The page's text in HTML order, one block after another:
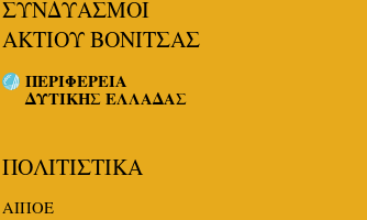
ΣΥΝΔΥΑΣΜΟΙ
ΑΚΤΙΟΥ ΒΟΝΙΤΣΑΣ
ΠΕΡΙΦΕΡΕΙΑ
ΔΥΤΙΚΗΣ ΕΛΛΑΔΑΣ
ΠΟΛΙΤΙΣΤΙΚΑ
ΑΙΠΟΕ